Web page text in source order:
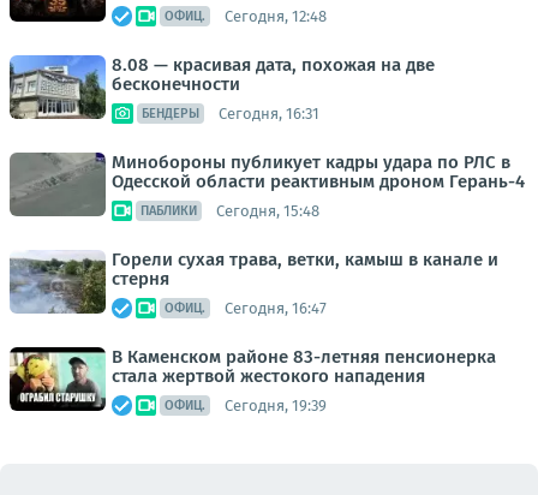
ОФИЦ. Сегодня, 12:48
8.08 — красивая дата, похожая на две
бесконечности
БЕНДЕРЫ Сегодня, 16:31
Минобороны публикует кадры удара по РЛС в
Одесской области реактивным дроном Герань-4
ПАБЛИКИ Сегодня, 15:48
Горели сухая трава, ветки, камыш в канале и
стерня
ОФИЦ. Сегодня, 16:47
В Каменском районе 83-летняя пенсионерка
стала жертвой жестокого нападения
ОФИЦ. Сегодня, 19:39